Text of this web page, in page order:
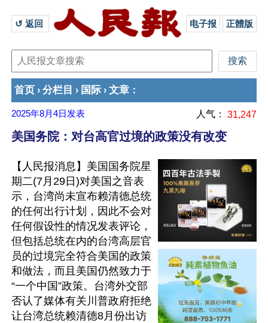
↺ 返回 电子报 正體版
首页 › 分栏目 › 国际 › 文章 ：
2025年8月4日 发表 人气： 31,247
美国务院：对台高官过境的政策没有改变
【人民报消息】美国国务院星
期二(7月29日)对美国之音表
示，台湾尚未宣布赖清德总统
的任何出行计划，因此不会对
任何假设性的情况发表评论，
但包括总统在内的台湾高层官
员的过境完全符合美国的政策
和做法，而且美国仍然致力于
“一个中国”政策。台湾外交部
否认了媒体有关川普政府拒绝
让台湾总统赖清德8月份出访